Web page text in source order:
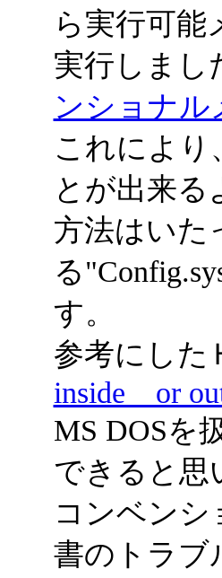
ら実行可
実行しまし
ンショナル
これにより
とが出来
方法はいた
る
す。
参考にし
inside or
MS DOSを
できると思
コンベンシ
書のトラブ